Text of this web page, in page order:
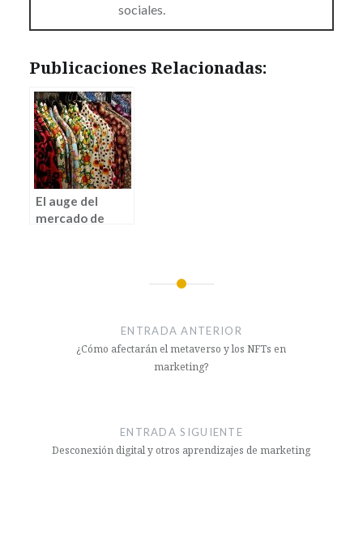
sociales.
Publicaciones Relacionadas:
El auge del
mercado de
ENTRADA ANTERIOR
¿Cómo afectarán el metaverso y los NFTs en
marketing?
ENTRADA SIGUIENTE
Desconexión digital y otros aprendizajes de marketing